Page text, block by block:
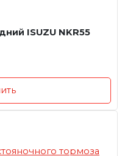
ISUZU NKR55